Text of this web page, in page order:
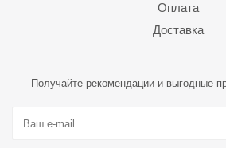
Оплата
Доставка
Получайте рекомендации и выгодные